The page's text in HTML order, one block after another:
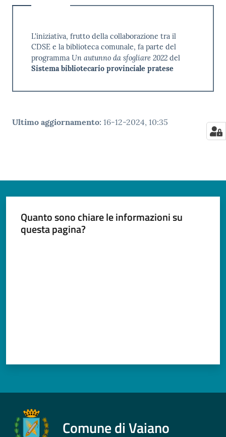
L'iniziativa, frutto della collaborazione tra il
CDSE e la biblioteca comunale, fa parte del
programma Un autunno da sfogliare 2022 del
Sistema bibliotecario provinciale pratese
Ultimo aggiornamento: 16-12-2024, 10:35
Quanto sono chiare le informazioni su
questa pagina?
Comune di Vaiano